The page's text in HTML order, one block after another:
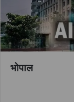
भोपाल